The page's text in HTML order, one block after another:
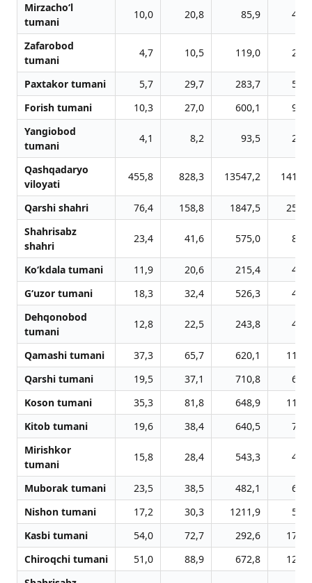
Mirzacho‘l
tumani
10,0 20,8 85,9 48,7
Zafarobod
tumani
4,7 10,5 119,0 20,0
Paxtakor tumani 5,7 29,7 283,7
58,4
Forish tumani
10,3 27,0 600,1
90,8
Yangiobod
tumani
4,1 8,2 93,5 25,4
Qashqadaryo
viloyati
455,8 828,3 13547,2 1418,6
Qarshi shahri 76,4 158,8 1847,5
250,4
Shahrisabz
shahri
23,4 41,6 575,0 86,5
Ko‘kdala tumani 11,9 20,6 215,4
44,8
G‘uzor tumani
18,3 32,4 526,3
48,7
Dehqonobod
tumani
12,8 22,5 243,8 44,1
Qamashi tumani 37,3 65,7 620,1
112,7
Qarshi tumani
19,5 37,1 710,8
64,8
Koson tumani
35,3 81,8 648,9
113,9
Kitob tumani
19,6 38,4 640,5
71,6
Mirishkor
tumani
15,8 28,4 543,3 43,3
Muborak tumani 23,5 38,5 482,1
63,4
Nishon tumani
17,2 30,3 1211,9
50,1
Kasbi tumani
54,0 72,7 292,6
175,9
Chiroqchi tumani
51,0 88,9 672,8
126,9